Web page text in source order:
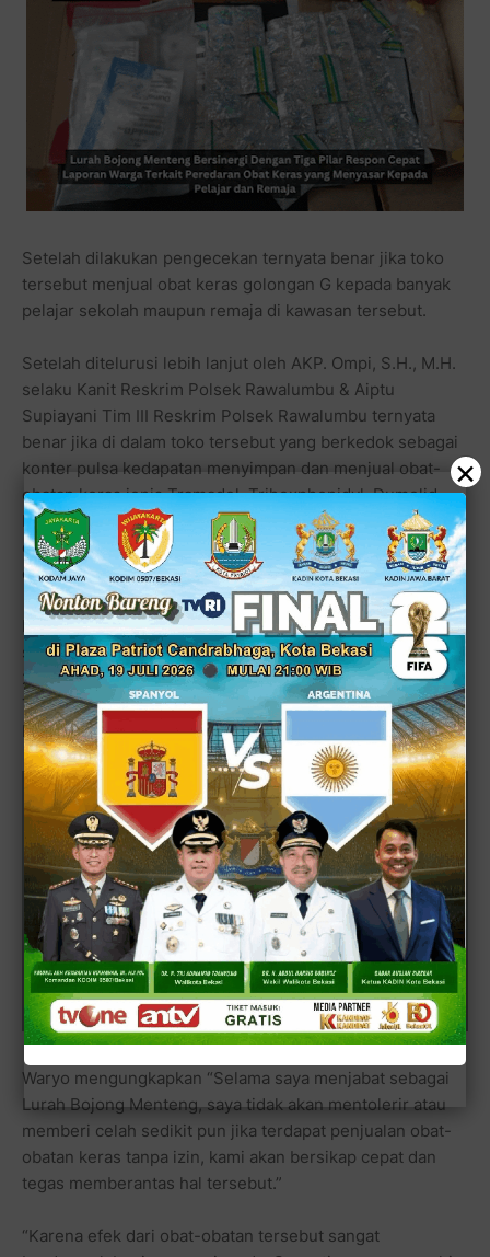
Setelah dilakukan pengecekan ternyata benar jika toko
tersebut menjual obat keras golongan G kepada banyak
pelajar sekolah maupun remaja di kawasan tersebut.
Setelah ditelurusi lebih lanjut oleh AKP. Ompi, S.H., M.H.
selaku Kanit Reskrim Polsek Rawalumbu & Aiptu
Supiayani Tim III Reskrim Polsek Rawalumbu ternyata
benar jika di dalam toko tersebut yang berkedok sebagai
konter pulsa kedapatan menyimpan dan menjual obat-
obatan keras jenis Tramadol, Trihexphenidyl, Dumolid,
Riklona, Alprazolam dan lain-lain, selain itu turut
diamankan pula penjaga toko berinisial M yang berasal
dari Lhoksumawe, Aceh.
Dalam hal ini tentunya penjualan obat keras secara illegal
sudah melanggar UU yaitu Undang-Undang No. 36 Tahun
2009 Tentang Kesehatan, Undang-Undang No. 7 1963
Tentang Farmasi dan Undang-Undang No.8 1999 Tentang
Perlindungan Konsumen.
Waryo mengungkapkan “Selama saya menjabat sebagai
Lurah Bojong Menteng, saya tidak akan mentolerir atau
memberi celah sedikit pun jika terdapat penjualan obat-
obatan keras tanpa izin, kami akan bersikap cepat dan
tegas memberantas hal tersebut.”
“Karena efek dari obat-obatan tersebut sangat
×